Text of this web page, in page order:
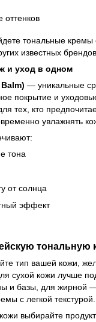
оттенков
тональные кремы
известных
и уход в одном
— уникальные
покрытие и
тех, кто
увлажнять
тона
от солнца
эффект
тональную
тип вашей кожи,
сухой кожи лучше
и базы, для жирной
с легкой текстурой.
выбирайте